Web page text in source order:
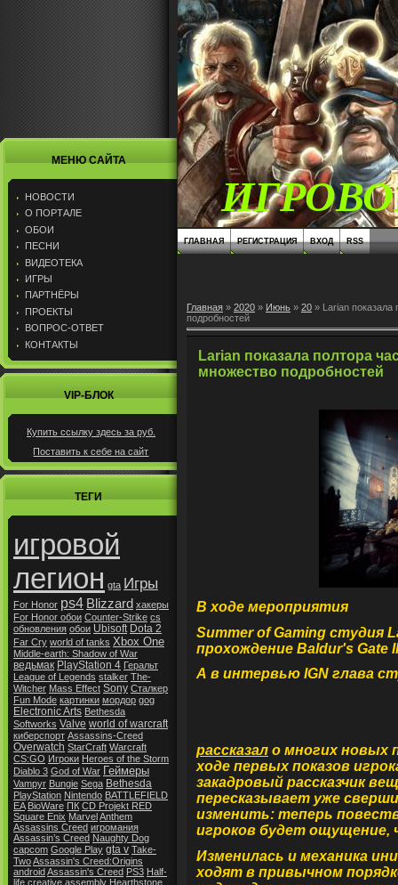
МЕНЮ САЙТА
НОВОСТИ
О ПОРТАЛЕ
ОБОИ
ПЕСНИ
ВИДЕОТЕКА
ИГРЫ
ПАРТНЁРЫ
ПРОЕКТЫ
ВОПРОС-ОТВЕТ
КОНТАКТЫ
VIP-БЛОК
Купить ссылку здесь за руб.
Поставить к себе на сайт
ТЕГИ
игровой
легион gta Игры
For Honor ps4 Blizzard хакеры
For Honor обои Counter-Strike cs
обновления обои Ubisoft Dota 2
Far Cry world of tanks Xbox One
Middle-earth: Shadow of War
ведьмак PlayStation 4 Геральт
League of Legends stalker The-
Witcher Mass Effect Sony Сталкер
Fun Mode картинки мордор gog
Electronic Arts Bethesda
Softworks Valve world of warcraft
киберспорт Assassins-Creed
Overwatch StarCraft Warcraft
CS:GO Игроки Heroes of the Storm
Diablo 3 God of War Геймеры
Vampyr Bungie Sega Bethesda
PlayStation Nintendo BATTLEFIELD
EA BioWare ПК CD Projekt RED
Square Enix MarvelAnthem
Assassins Creed игромания
Assassin’s Creed Naughty Dog
capcom Google Play gta v Take-
TwoAssassin's Creed:Origins
androidAssassin's Creed PS3 Half-
life creative assembly Hearthstone
ГЛАВНАЯ РЕГИСТРАЦИЯ ВХОД RSS
Главная » 2020 » Июнь » 20 » Larian показала
подробностей
Larian показала полтора
множество подробностей
В ходе мероприятия
Summer of Gaming студия
прохождение Baldur's Gate
А в интервью IGN глава
рассказал о многих новых
ходе первых показов
закадровый рассказчик
пересказывает уже
изменить: теперь
игроков будет
Изменилась и механика
ходят в привычном